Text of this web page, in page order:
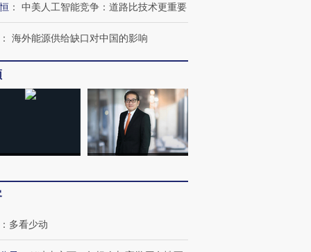
的吸金
： 中美人工智能竞争：道路比技术更重要
： 海外能源供给缺口对中国的影响
： 多看少动